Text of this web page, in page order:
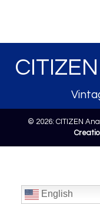
© 2026: CITIZEN
English